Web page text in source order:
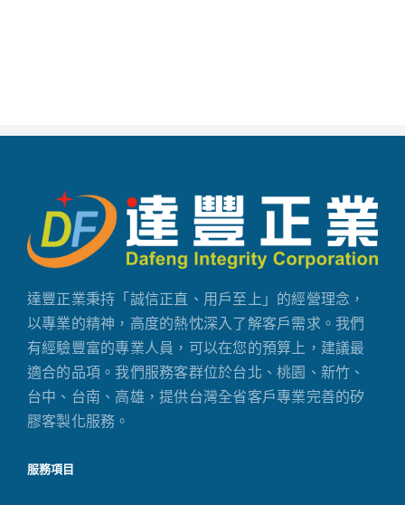
達豐正業秉持「誠信正直、用戶至上」的經營理念，
以專業的精神，高度的熱忱深入了解客戶需求。我們
有經驗豐富的專業人員，可以在您的預算上，建議最
適合的品項。我們服務客群位於台北、桃園、新竹、
台中、台南、高雄，提供台灣全省客戶專業完善的矽
膠客製化服務。
服務項目